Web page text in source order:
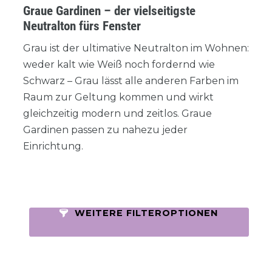
Graue Gardinen – der vielseitigste
Neutralton fürs Fenster
Grau ist der ultimative Neutralton im Wohnen:
weder kalt wie Weiß noch fordernd wie
Schwarz – Grau lässt alle anderen Farben im
Raum zur Geltung kommen und wirkt
gleichzeitig modern und zeitlos. Graue
Gardinen passen zu nahezu jeder
Einrichtung.
WEITERE FILTEROPTIONEN